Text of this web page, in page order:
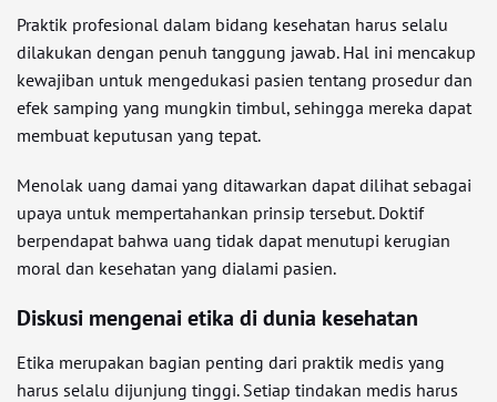
Praktik profesional dalam bidang kesehatan harus selalu
dilakukan dengan penuh tanggung jawab. Hal ini mencakup
kewajiban untuk mengedukasi pasien tentang prosedur dan
efek samping yang mungkin timbul, sehingga mereka dapat
membuat keputusan yang tepat.
Menolak uang damai yang ditawarkan dapat dilihat sebagai
upaya untuk mempertahankan prinsip tersebut. Doktif
berpendapat bahwa uang tidak dapat menutupi kerugian
moral dan kesehatan yang dialami pasien.
Diskusi mengenai etika di dunia kesehatan
Etika merupakan bagian penting dari praktik medis yang
harus selalu dijunjung tinggi. Setiap tindakan medis harus